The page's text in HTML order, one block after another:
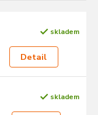
skladem
Detail
skladem